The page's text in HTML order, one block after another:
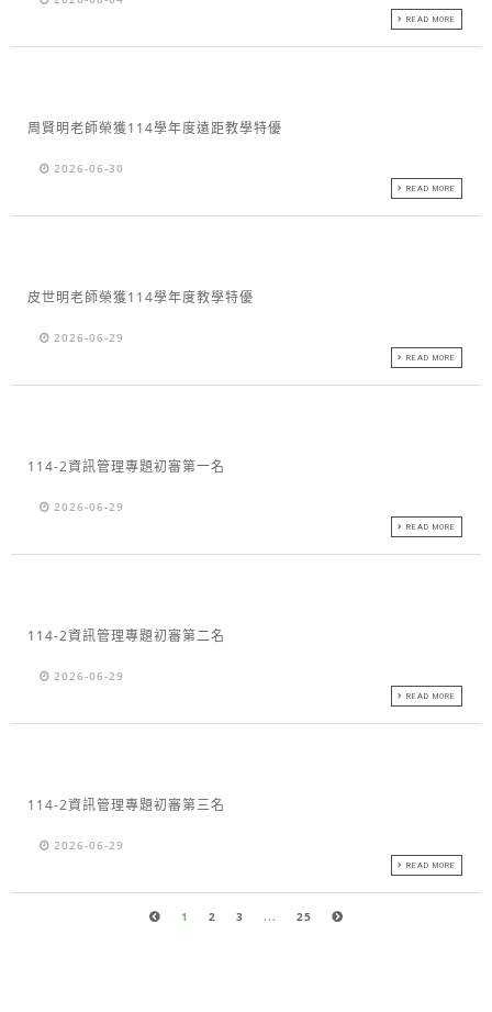
READ MORE
周賢明老師榮獲114學年度遠距教學特優
2026-06-30
READ MORE
皮世明老師榮獲114學年度教學特優
2026-06-29
READ MORE
114-2資訊管理專題初審第一名
2026-06-29
READ MORE
114-2資訊管理專題初審第二名
2026-06-29
READ MORE
114-2資訊管理專題初審第三名
2026-06-29
READ MORE
1 2 3 ... 25